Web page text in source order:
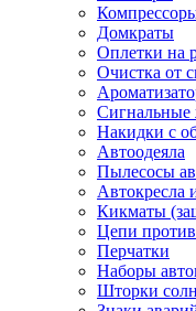
Домкраты
Оплетки на
Очистка от
Сигнальные
Накидки с
Автоодеяла
Пылесосы
Автокресла
Кикматы
Цепи
Перчатки
Наборы
Шторки